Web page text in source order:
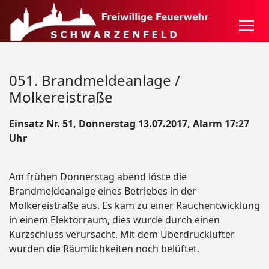
051. Brandmeldeanlage /
Molkereistraße
Einsatz Nr. 51, Donnerstag 13.07.2017, Alarm 17:27
Uhr
Am frühen Donnerstag abend löste die
Brandmeldeanalge eines Betriebes in der
Molkereistraße aus. Es kam zu einer Rauchentwicklung
in einem Elektorraum, dies wurde durch einen
Kurzschluss verursacht. Mit dem Überdrucklüfter
wurden die Räumlichkeiten noch belüftet.